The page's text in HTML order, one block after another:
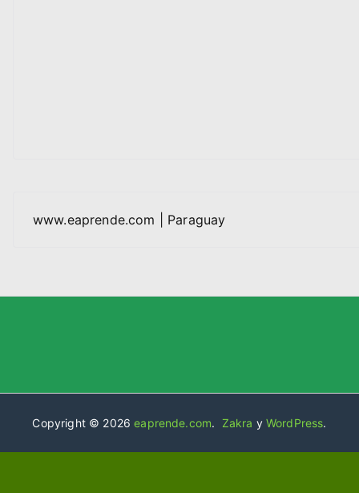
www.eaprende.com | Paraguay
Copyright © 2026eaprende.com. Zakra y WordPress.